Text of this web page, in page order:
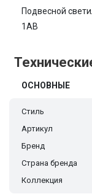
Подвесной
1AB
ОСНОВНЫЕ
Стиль
Артикул
Бренд
Страна бренда
Коллекция